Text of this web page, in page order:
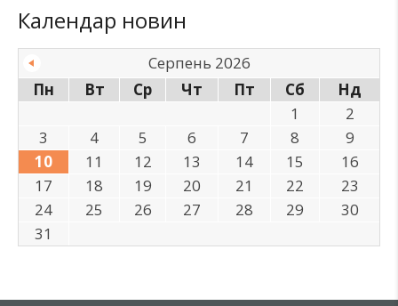
Календар новин
Серпень 2026
Пн
Вт Ср Чт Пт Сб
Нд
1
2
3
4 5 6 7 8
9
10
11 12 13 14 15
16
17
18 19 20 21 22
23
24
25 26 27 28 29
30
31